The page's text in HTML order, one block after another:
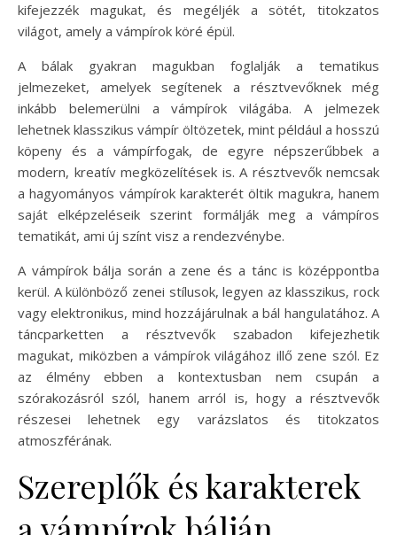
kifejezzék magukat, és megéljék a sötét, titokzatos
világot, amely a vámpírok köré épül.
A bálak gyakran magukban foglalják a tematikus
jelmezeket, amelyek segítenek a résztvevőknek még
inkább belemerülni a vámpírok világába. A jelmezek
lehetnek klasszikus vámpír öltözetek, mint például a hosszú
köpeny és a vámpírfogak, de egyre népszerűbbek a
modern, kreatív megközelítések is. A résztvevők nemcsak
a hagyományos vámpírok karakterét öltik magukra, hanem
saját elképzeléseik szerint formálják meg a vámpíros
tematikát, ami új színt visz a rendezvénybe.
A vámpírok bálja során a zene és a tánc is középpontba
kerül. A különböző zenei stílusok, legyen az klasszikus, rock
vagy elektronikus, mind hozzájárulnak a bál hangulatához. A
táncparketten a résztvevők szabadon kifejezhetik
magukat, miközben a vámpírok világához illő zene szól. Ez
az élmény ebben a kontextusban nem csupán a
szórakozásról szól, hanem arról is, hogy a résztvevők
részesei lehetnek egy varázslatos és titokzatos
atmoszférának.
Szereplők és karakterek